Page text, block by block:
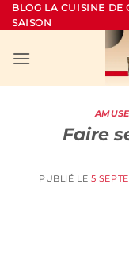
Passer
au
BLOG LA CUISINE DE
SAISON
Faire
PUBLIÉ LE 5